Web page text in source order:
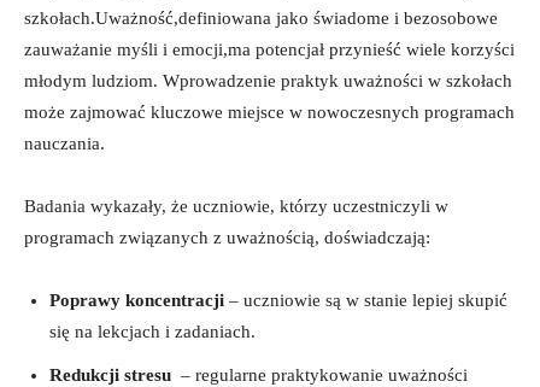
szkołach.Uważność,definiowana⁤ jako ‍świadome i bezosobowe
zauważanie myśli i emocji,ma potencjał przynieść wiele korzyści
młodym ludziom. Wprowadzenie praktyk uważności w szkołach
⁢może zajmować kluczowe miejsce ⁤w ​nowoczesnych ⁤programach
nauczania.
Badania wykazały,⁤ że uczniowie,⁣ którzy uczestniczyli w
programach‍ związanych z uważnością, doświadczają:
Poprawy ​koncentracji ⁤– uczniowie są w stanie lepiej skupić
się na‍ lekcjach i zadaniach.
Redukcji ​stresu ⁢ –⁤ regularne praktykowanie uważności